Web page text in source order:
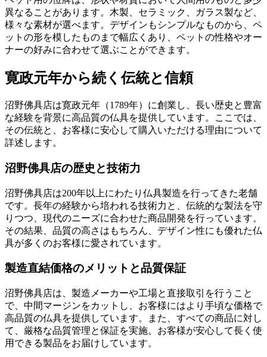
異なることがあります。木製、セラミック、ガラス製など、
様々な素材が選べます。デザインもシンプルなものから、ペ
ットの形を模したものまで幅広くあり、ペットの性格やオー
ナーの好みに合わせて選ぶことができます。
寛政元年から続く伝統と信頼
沼野佛具店は寛政元年（1789年）に創業し、長い歴史と豊富
な経験を背景に高品質の仏具を提供しています。ここでは、
その伝統と、お客様に安心して購入いただける理由について
詳述します。
沼野佛具店の歴史と技術力
沼野佛具店は200年以上にわたり仏具製造を行ってきた老舗
です。長年の経験から培われる技術力と、伝統的な製法を守
りつつ、現代のニーズに合わせた商品開発を行っています。
その結果、品質の高さはもちろん、デザイン性にも優れた仏
具が多くのお客様に愛されています。
製造直結価格のメリットと品質保証
沼野佛具店は、製造メーカーや工場と直接取引を行うこと
で、中間マージンをカットし、お客様にはより手頃な価格で
高品質の仏具を提供しています。また、すべての商品に対し
て、厳格な品質管理と保証を実施。お客様が安心して長く使
用できる製品をお届けしています。